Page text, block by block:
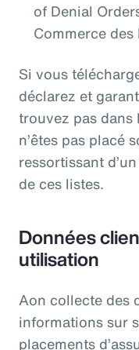
of Denial
Commerce des
Si vous
déclarez et
trouvez pas dans
n’êtes pas placé
ressortissant
de ces listes.
Données
utilisation
Aon collecte des
informations sur
placements